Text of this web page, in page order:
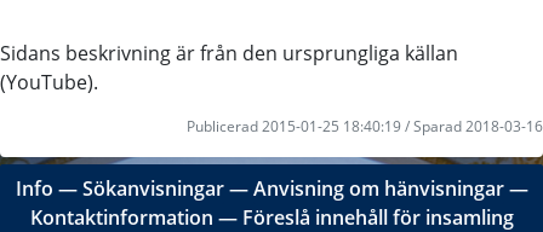
Sidans beskrivning är från den ursprungliga källan
(YouTube).
Publicerad 2015-01-25 18:40:19 / Sparad 2018-03-16
Info ―Sökanvisningar―Anvisning om hänvisningar―
Kontaktinformation ― Föreslå innehåll för insamling